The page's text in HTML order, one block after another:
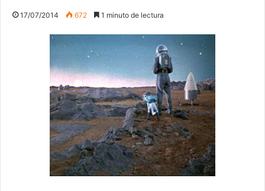
17/07/2014 672 1 minuto de lectura